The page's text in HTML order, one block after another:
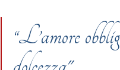
“L’amore